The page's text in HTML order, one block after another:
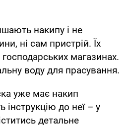
накипу і не
ні сам пристрій. Їх
магазинах.
воду для прасування.
уже має накип
інструкцію до неї – у
детальне